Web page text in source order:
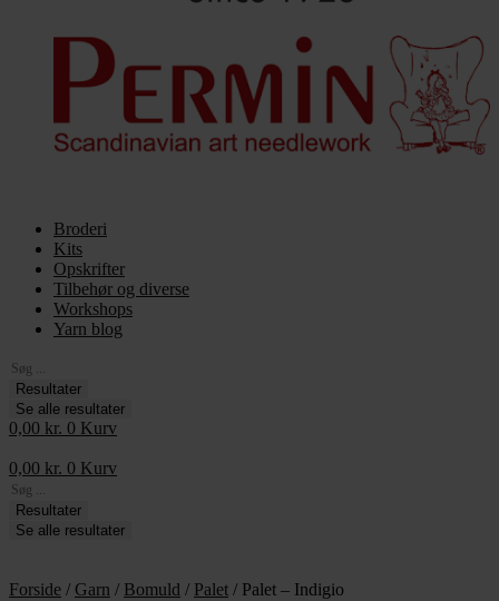
Broderi
Kits
Opskrifter
Tilbehør og diverse
Workshops
Yarn blog
Search
...Resultater
Se alle resultater
0,00 kr. 0 Kurv
0,00 kr. 0 Kurv
Search
...Resultater
Se alle resultater
Forside / Garn / Bomuld / Palet / Palet – Indigio